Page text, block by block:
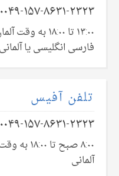
۰۰۴۹-۱۵۷-۸۶۳۱-۲۳۲۳
۱۳:۰۰ تا
فارسی انگلیسی یا آلمانی
تلفن آفیس
۰۰۴۹-۱۵۷-۸۶۳۱-۲۳۲۳
۸:۰۰ صبح
آلمانی